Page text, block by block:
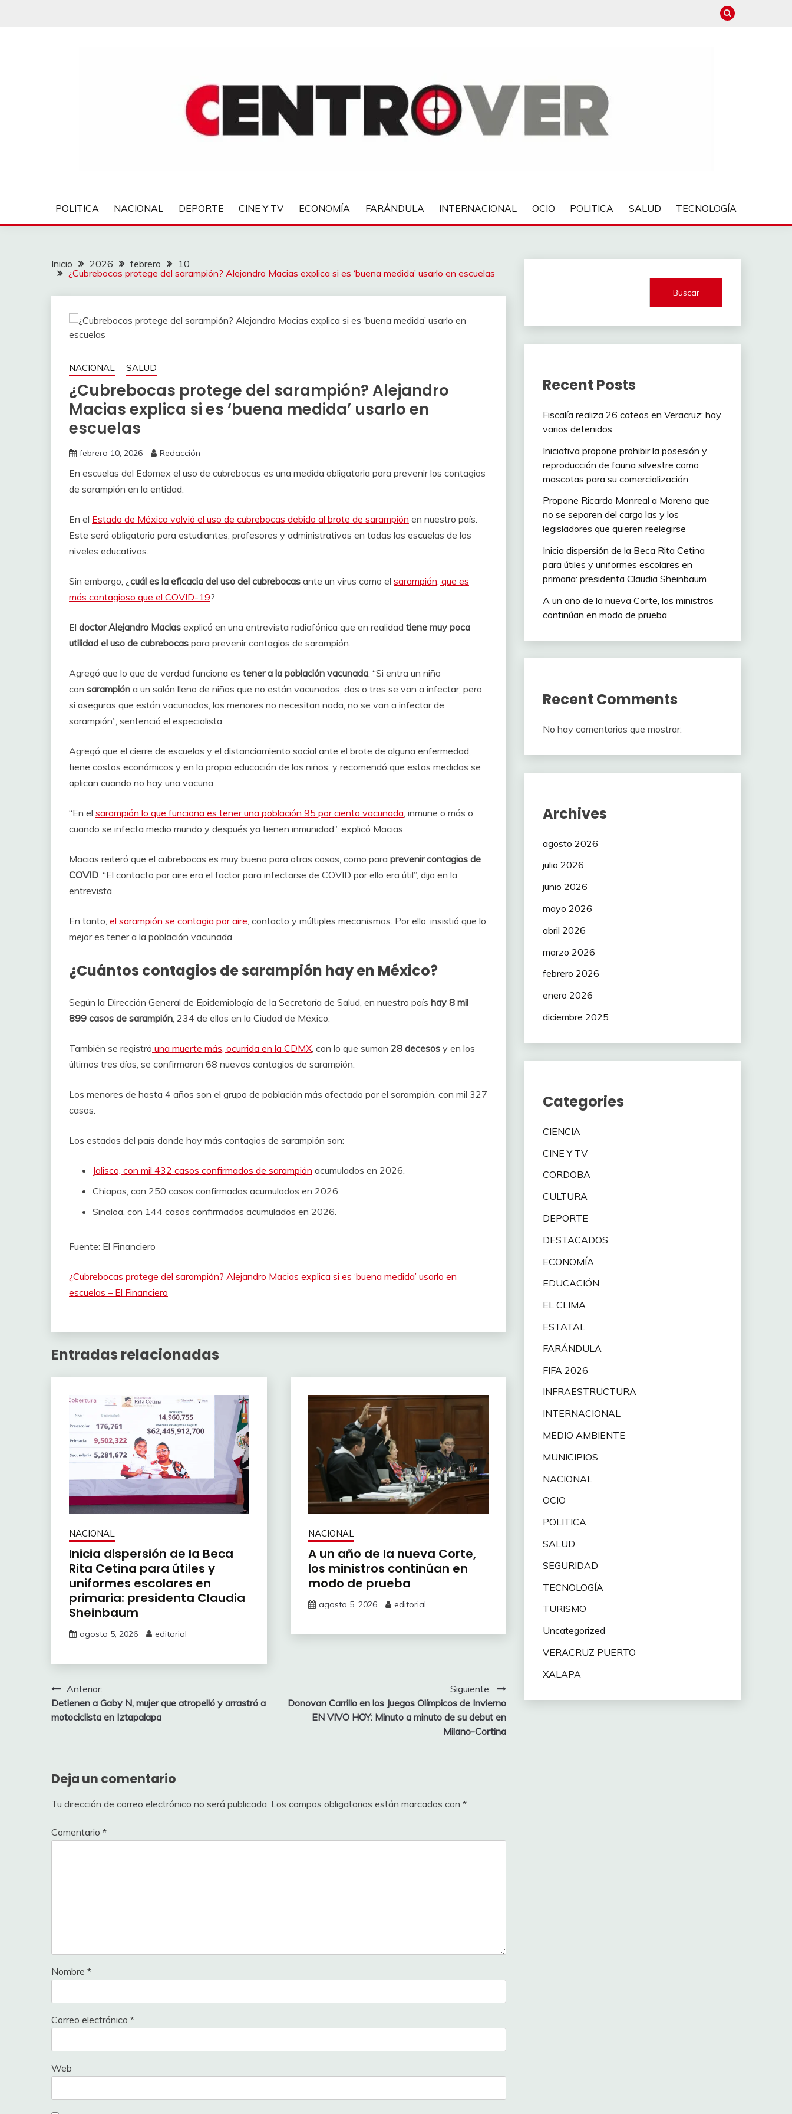
POLITICA NACIONAL DEPORTE CINE Y TV ECONOMÍA FARÁNDULA INTERNACIONAL OCIO POLITICA SALUD TECNOLOGÍA
Inicio 2026 febrero
10
¿Cubrebocas protege del sarampión? Alejandro Macias explica si es ‘buena medida’ usarlo en escuelas
NACIONAL SALUD
¿Cubrebocas protege del sarampión? Alejandro
Macias explica si es ‘buena medida’ usarlo en
escuelas
febrero 10, 2026 Redacción
En escuelas del Edomex el uso de cubrebocas es una medida obligatoria para prevenir los contagios
de sarampión en la entidad.
En el Estado de México volvió el uso de cubrebocas debido al brote de sarampión en nuestro país.
Este será obligatorio para estudiantes, profesores y administrativos en todas las escuelas de los
niveles educativos.
Sin embargo, ¿cuál es la eficacia del uso del cubrebocas ante un virus como el sarampión, que es
más contagioso que el COVID-19?
El doctor Alejandro Macias explicó en una entrevista radiofónica que en realidad tiene muy poca
utilidad el uso de cubrebocas para prevenir contagios de sarampión.
Agregó que lo que de verdad funciona es tener a la población vacunada. “Si entra un niño
con sarampión a un salón lleno de niños que no están vacunados, dos o tres se van a infectar, pero
si aseguras que están vacunados, los menores no necesitan nada, no se van a infectar de
sarampión”, sentenció el especialista.
Agregó que el cierre de escuelas y el distanciamiento social ante el brote de alguna enfermedad,
tiene costos económicos y en la propia educación de los niños, y recomendó que estas medidas se
aplican cuando no hay una vacuna.
“En el sarampión lo que funciona es tener una población 95 por ciento vacunada, inmune o más o
cuando se infecta medio mundo y después ya tienen inmunidad”, explicó Macias.
Macias reiteró que el cubrebocas es muy bueno para otras cosas, como para prevenir contagios de
COVID. “El contacto por aire era el factor para infectarse de COVID por ello era útil”, dijo en la
entrevista.
En tanto, el sarampión se contagia por aire, contacto y múltiples mecanismos. Por ello, insistió que lo
mejor es tener a la población vacunada.
¿Cuántos contagios de sarampión hay en México?
Según la Dirección General de Epidemiología de la Secretaría de Salud, en nuestro país hay 8 mil
899 casos de sarampión , 234 de ellos en la Ciudad de México.
También se registró una muerte más, ocurrida en la CDMX , con lo que suman 28 decesos y en los
últimos tres días, se confirmaron 68 nuevos contagios de sarampión.
Los menores de hasta 4 años son el grupo de población más afectado por el sarampión, con mil 327
casos.
Los estados del país donde hay más contagios de sarampión son:
Jalisco, con mil 432 casos confirmados de sarampión acumulados en 2026.
Chiapas, con 250 casos confirmados acumulados en 2026.
Sinaloa, con 144 casos confirmados acumulados en 2026.
Fuente: El Financiero
¿Cubrebocas protege del sarampión? Alejandro Macias explica si es ‘buena medida’ usarlo en
escuelas – El Financiero
Entradas relacionadas
NACIONAL
Inicia dispersión de la Beca
Rita Cetina para útiles y
uniformes escolares en
primaria: presidenta Claudia
Sheinbaum
agosto 5, 2026 editorial
NACIONAL
A un año de la nueva Corte,
los ministros continúan en
modo de prueba
agosto 5, 2026 editorial
Navegación
de
Anterior:
Detienen a Gaby N, mujer que atropelló y arrastró a
motociclista en Iztapalapa
Siguiente:
Donovan Carrillo en los Juegos Olímpicos de Invierno
EN VIVO HOY: Minuto a minuto de su debut en
Milano-Cortina
Deja un comentario
Tu dirección de correo electrónico no será publicada. Los campos obligatorios están marcados con *
Comentario *
Nombre *
Correo electrónico *
Web
Buscar
Recent Posts
Fiscalía realiza 26 cateos en Veracruz; hay
varios detenidos
Iniciativa propone prohibir la posesión y
reproducción de fauna silvestre como
mascotas para su comercialización
Propone Ricardo Monreal a Morena que
no se separen del cargo las y los
legisladores que quieren reelegirse
Inicia dispersión de la Beca Rita Cetina
para útiles y uniformes escolares en
primaria: presidenta Claudia Sheinbaum
A un año de la nueva Corte, los ministros
continúan en modo de prueba
Recent Comments
No hay comentarios que mostrar.
Archives
agosto 2026
julio 2026
junio 2026
mayo 2026
abril 2026
marzo 2026
febrero 2026
enero 2026
diciembre 2025
Categories
CIENCIA
CINE Y TV
CORDOBA
CULTURA
DEPORTE
DESTACADOS
ECONOMÍA
EDUCACIÓN
EL CLIMA
ESTATAL
FARÁNDULA
FIFA 2026
INFRAESTRUCTURA
INTERNACIONAL
MEDIO AMBIENTE
MUNICIPIOS
NACIONAL
OCIO
POLITICA
SALUD
SEGURIDAD
TECNOLOGÍA
TURISMO
Uncategorized
VERACRUZ PUERTO
XALAPA